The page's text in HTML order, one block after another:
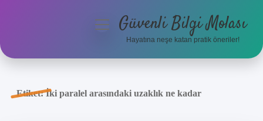
Anasayfa
menüyüGüvenli Bilgi Molası
Hayatına neşe katan pratik öneriler!
Etiket:İki paralel arasındaki uzaklık ne kadar